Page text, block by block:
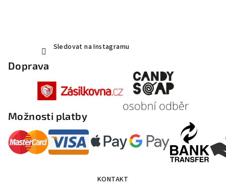
Sledovat na Instagramu
Doprava
Možnosti platby
KONTAKT